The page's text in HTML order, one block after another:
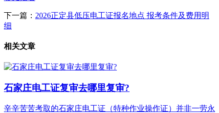
下一篇： 2026正定县低压电工证报名地点 报考条件及费用明
细
相关文章
石家庄电工证复审去哪里复审?
辛辛苦苦考取的石家庄电工证（特种作业操作证）并非一劳永